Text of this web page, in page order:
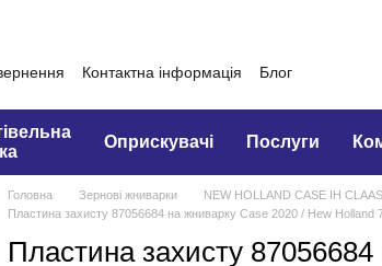
Контактна інформація
Блог
Оприскувачі Послуги
Головна Зернові жниварки NEW HOLLAND CASE IH
Пластина захисту 87056684 на жниварку Сase 2020 / Hew Holland
Пластина захисту